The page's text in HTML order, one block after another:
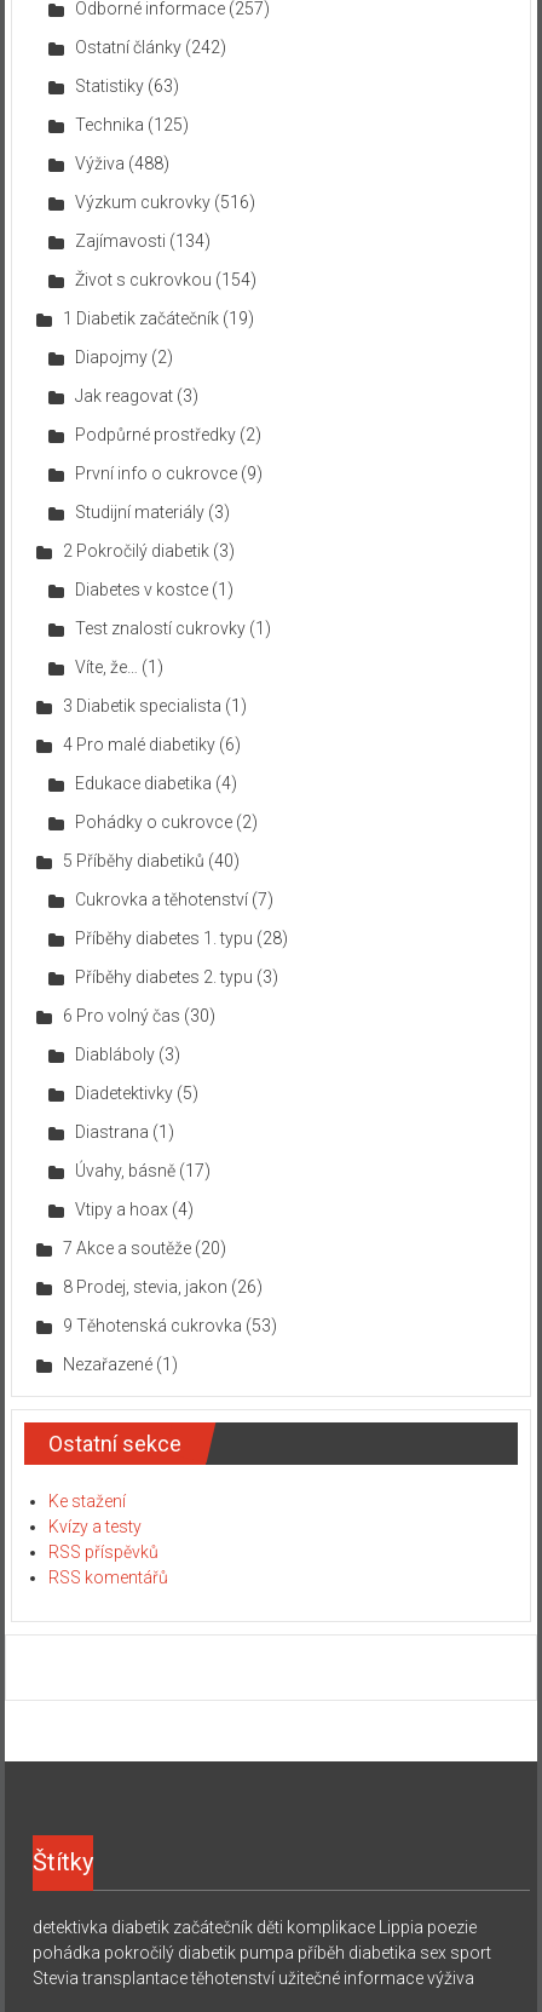
Odborné informace(257)
Ostatní články(242)
Statistiky(63)
Technika (125)
Výživa (488)
Výzkum cukrovky(516)
Zajímavosti (134)
Život s cukrovkou (154)
1 Diabetik začátečník(19)
Diapojmy(2)
Jak reagovat(3)
Podpůrné prostředky(2)
První info o cukrovce(9)
Studijní materiály(3)
2 Pokročilý diabetik(3)
Diabetes v kostce(1)
Test znalostí cukrovky(1)
Víte, že…
(1)
3 Diabetik specialista (1)
4 Pro malé diabetiky(6)
Edukace diabetika (4)
Pohádky o cukrovce(2)
5 Příběhy diabetiků (40)
Cukrovka a těhotenství(7)
Příběhy diabetes 1. typu (28)
Příběhy diabetes 2. typu (3)
6 Pro volný čas (30)
Diabláboly(3)
Diadetektivky(5)
Diastrana (1)
Úvahy, básně(17)
Vtipy a hoax (4)
7 Akce a soutěže(20)
8 Prodej, stevia, jakon (26)
9 Těhotenská cukrovka (53)
Nezařazené(1)
Ostatní sekce
Ke stažení
Kvízy a testy
RSS příspěvků
RSS komentářů
Štítky
detektivka diabetik začátečník děti komplikace Lippia poezie
pohádka pokročilý diabetik pumpa příběh diabetika sex sport
Stevia transplantace těhotenství užitečné informace výživa